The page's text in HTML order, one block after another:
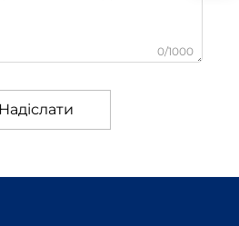
0/1000
Надіслати